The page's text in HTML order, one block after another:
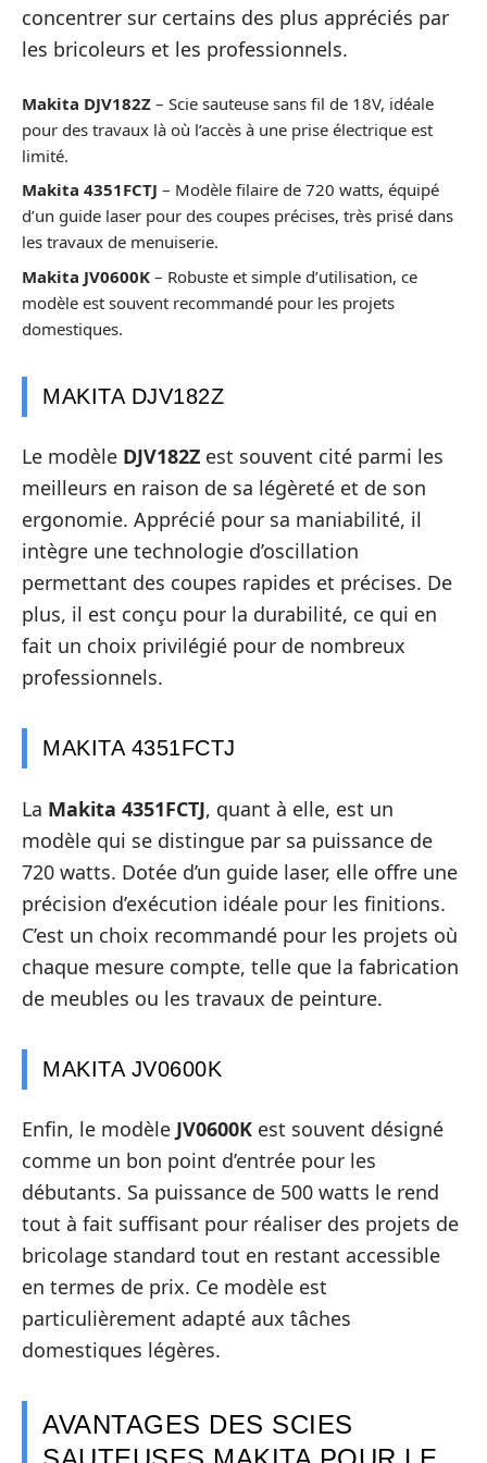
concentrer sur certains des plus appréciés par
les bricoleurs et les professionnels.
Makita DJV182Z – Scie sauteuse sans fil de 18V, idéale
pour des travaux là où l’accès à une prise électrique est
limité.
Makita 4351FCTJ – Modèle filaire de 720 watts, équipé
d’un guide laser pour des coupes précises, très prisé dans
les travaux de menuiserie.
Makita JV0600K – Robuste et simple d’utilisation, ce
modèle est souvent recommandé pour les projets
domestiques.
MAKITA DJV182Z
Le modèle DJV182Z est souvent cité parmi les
meilleurs en raison de sa légèreté et de son
ergonomie. Apprécié pour sa maniabilité, il
intègre une technologie d’oscillation
permettant des coupes rapides et précises. De
plus, il est conçu pour la durabilité, ce qui en
fait un choix privilégié pour de nombreux
professionnels.
MAKITA 4351FCTJ
La Makita 4351FCTJ, quant à elle, est un
modèle qui se distingue par sa puissance de
720 watts. Dotée d’un guide laser, elle offre une
précision d’exécution idéale pour les finitions.
C’est un choix recommandé pour les projets où
chaque mesure compte, telle que la fabrication
de meubles ou les travaux de peinture.
MAKITA JV0600K
Enfin, le modèle JV0600K est souvent désigné
comme un bon point d’entrée pour les
débutants. Sa puissance de 500 watts le rend
tout à fait suffisant pour réaliser des projets de
bricolage standard tout en restant accessible
en termes de prix. Ce modèle est
particulièrement adapté aux tâches
domestiques légères.
AVANTAGES DES SCIES